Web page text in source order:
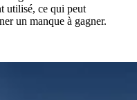
utilisé, ce qui peut
un manque à gagner.